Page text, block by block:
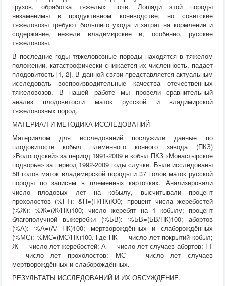
Хирургия
ВСЭ
Лекарственные препараты
Токсикология
Зоогигиена
Интересное
Кормление
грузов, обработка тяжелых почв. Лошади этой породы
незаменимы в продуктивном коневодстве, но советские
тяжеловозы требуют большего ухода и затрат на кормление и
содержание, нежели владимирские и, особенно, русские
тяжеловозы.
В последние годы тяжеловозные породы находятся в тяжелом
положении, катастрофически снижается их численность, падает
плодовитость [1, 2]. В данной связи представляется актуальным
исследовать воспроизводительные качества отечественных
тяжеловозов. В нашей работе мы провели сравнительный
анализ плодовитости маток русской и владимирской
тяжеловозных пород.
МАТЕРИАЛ И МЕТОДИКА ИССЛЕДОВАНИЙ
Материалом для исследований послужили данные по
плодовитости кобыл племенного конного завода (ПКЗ)
«Вологодский» за период 1991-2009 и кобыл ПКЗ «Монастырское
подворье» за период 1992-2009 годы случки. Были исследованы
58 голов маток владимирской породы и 37 голов маток русской
породы по записям в племенных карточках. Анализировали
число плодовых лет на кобылу, высчитывали процент
прохолостов (%ГТ): &П=(П/ПК)Ю0; процент числа жеребостей
(%Ж): %Ж=(Ж/ПК)100; число жеребят на 1 кобылу; процент
благополучной выжеребки (%БВ): %БВ=(БВ/ПК)100; абортов
(%А): %А=(А/ ПК)100; мертворождённых и слаборождённых
(%МС): %МС=(МС/ПК)100. Где ПК — число лет покрытий кобыл;
Ж — число лет жеребостей; А — число лет случаев абортов; ГТ
— число лет прохолостов; МС — число лет случаев
мертворождённых и слаборождённых.
РЕЗУЛЬТАТЫ ИССЛЕДОВАНИЙ И ИХ ОБСУЖДЕНИЕ.